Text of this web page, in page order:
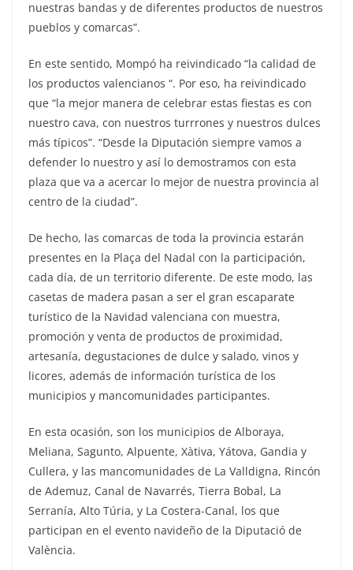
nuestras bandas y de diferentes productos de nuestros
pueblos y comarcas”.
En este sentido, Mompó ha reivindicado “la calidad de
los productos valencianos “. Por eso, ha reivindicado
que “la mejor manera de celebrar estas fiestas es con
nuestro cava, con nuestros turrrones y nuestros dulces
más típicos”. “Desde la Diputación siempre vamos a
defender lo nuestro y así lo demostramos con esta
plaza que va a acercar lo mejor de nuestra provincia al
centro de la ciudad”.
De hecho, las comarcas de toda la provincia estarán
presentes en la Plaça del Nadal con la participación,
cada día, de un territorio diferente. De este modo, las
casetas de madera pasan a ser el gran escaparate
turístico de la Navidad valenciana con muestra,
promoción y venta de productos de proximidad,
artesanía, degustaciones de dulce y salado, vinos y
licores, además de información turística de los
municipios y mancomunidades participantes.
En esta ocasión, son los municipios de Alboraya,
Meliana, Sagunto, Alpuente, Xàtiva, Yátova, Gandia y
Cullera, y las mancomunidades de La Valldigna, Rincón
de Ademuz, Canal de Navarrés, Tierra Bobal, La
Serranía, Alto Túria, y La Costera-Canal, los que
participan en el evento navideño de la Diputació de
València.